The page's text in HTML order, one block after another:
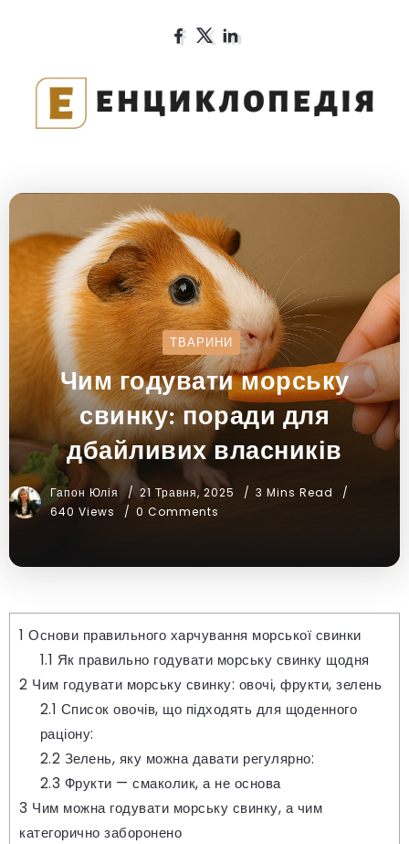
ТВАРИНИ
Чим годувати морську
свинку: поради для
дбайливих власників
Гапон Юлія 21 Травня, 2025
3 Mins Read
640 Views
0 Comments
1 Основи правильного харчування морської свинки
1.1 Як правильно годувати морську свинку щодня
2 Чим годувати морську свинку: овочі, фрукти, зелень
2.1 Список овочів, що підходять для щоденного
раціону:
2.2 Зелень, яку можна давати регулярно:
2.3 Фрукти — смаколик, а не основа
3 Чим можна годувати морську свинку, а чим
категорично заборонено